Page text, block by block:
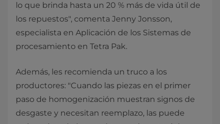
lo que brinda hasta un 20 % más de vida útil de
los repuestos", comenta Jenny Jonsson,
especialista en Aplicación de los Sistemas de
procesamiento en Tetra Pak.
Además, les recomienda un truco a los
productores: "Cuando las piezas en el primer
paso de homogenización muestran signos de
desgaste y necesitan reemplazo, las puede